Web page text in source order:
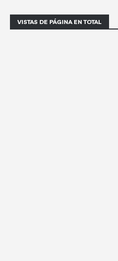
VISTAS DE PÁGINA EN TOTAL